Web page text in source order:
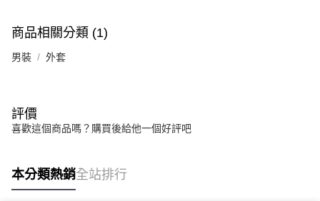
商品相關分類 (1)
男裝 外套
評價
喜歡這個商品嗎？購買後給他一個好評吧
本分類熱銷全站排行